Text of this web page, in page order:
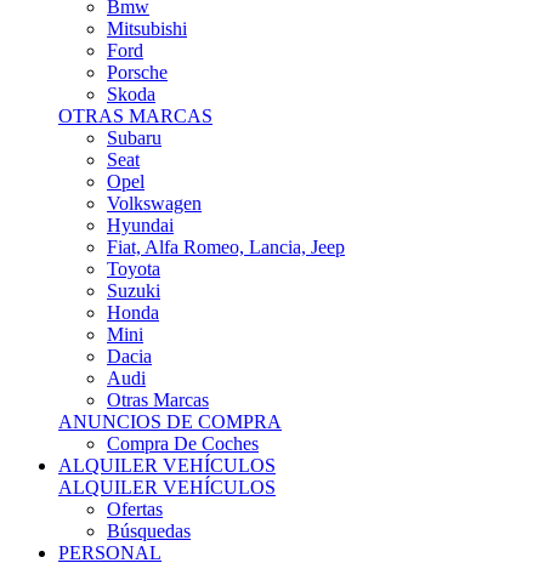
Ford
Porsche
Skoda
OTRAS MARCAS
Subaru
Seat
Opel
Volkswagen
Hyundai
Fiat, Alfa Romeo, Lancia, Jeep
Toyota
Suzuki
Honda
Mini
Dacia
Audi
Otras Marcas
ANUNCIOS DE COMPRA
Compra De Coches
ALQUILER VEHÍCULOS
ALQUILER VEHÍCULOS
Ofertas
Búsquedas
PERSONAL
COPILOTOS